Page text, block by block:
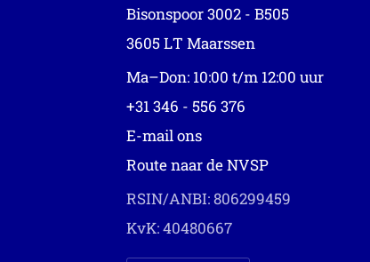
Bisonspoor 3002 - B505
3605 LT Maarssen
Ma–Don: 10:00 t/m 12:00 uur
+31 346 - 556 376
E-mail ons
Route naar de NVSP
RSIN/ANBI: 806299459
KvK: 40480667